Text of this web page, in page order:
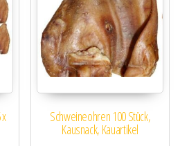
Schweineohren 100 Stück,
Kausnack, Kauartikel